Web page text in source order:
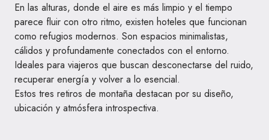
En las alturas, donde el aire es más limpio y el tiempo
parece fluir con otro ritmo, existen hoteles que funcionan
como refugios modernos. Son espacios minimalistas,
cálidos y profundamente conectados con el entorno.
Ideales para viajeros que buscan desconectarse del ruido,
recuperar energía y volver a lo esencial.
Estos tres retiros de montaña destacan por su diseño,
ubicación y atmósfera introspectiva.